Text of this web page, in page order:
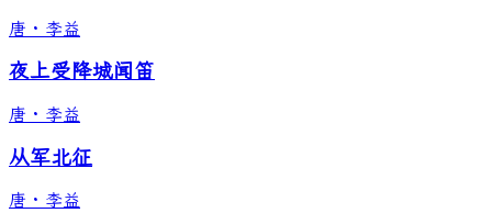
唐 · 李益
夜上受降城闻笛
唐 · 李益
从军北征
唐 · 李益